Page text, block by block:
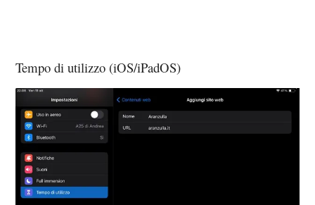
Tempo di utilizzo (iOS/iPadOS)